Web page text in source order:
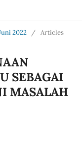
2022 / Articles
SEBAGAI
MASALAH